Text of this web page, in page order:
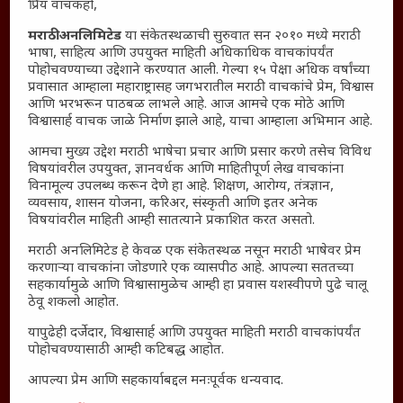
माहिती
विशेष
संग्रह
English To Marathi
English To Hindi
Kruti Dev Unicode
Polls Archive
Shop Unlimited
Thought For The Day
सामान्य आजारांवर गावठी उपाय – घरच्या घरी मिळवा प्राथमिक
आराम
आजच्या युगातील तरुण पिढी कुठे हरवली?
महाराष्ट्रातील किल्ल्यांचे महत्त्व : स्वराज्याच्या वैभवशाली इतिहासाचे
साक्षीदार
₹370 ची बिर्याणी” आणि हरवत चाललेली संवेदनशीलता : आजच्या
प्रिय वाचकहो,
मराठी अनलिमिटेड या संकेतस्थळाची सुरुवात सन २०१० मध्ये मराठी
भाषा, साहित्य आणि उपयुक्त माहिती अधिकाधिक वाचकांपर्यंत
पोहोचवण्याच्या उद्देशाने करण्यात आली. गेल्या १५ पेक्षा अधिक वर्षांच्या
प्रवासात आम्हाला महाराष्ट्रासह जगभरातील मराठी वाचकांचे प्रेम, विश्वास
आणि भरभरून पाठबळ लाभले आहे. आज आमचे एक मोठे आणि
विश्वासार्ह वाचक जाळे निर्माण झाले आहे, याचा आम्हाला अभिमान आहे.
आमचा मुख्य उद्देश मराठी भाषेचा प्रचार आणि प्रसार करणे तसेच विविध
विषयांवरील उपयुक्त, ज्ञानवर्धक आणि माहितीपूर्ण लेख वाचकांना
विनामूल्य उपलब्ध करून देणे हा आहे. शिक्षण, आरोग्य, तंत्रज्ञान,
व्यवसाय, शासन योजना, करिअर, संस्कृती आणि इतर अनेक
विषयांवरील माहिती आम्ही सातत्याने प्रकाशित करत असतो.
मराठी अनलिमिटेड हे केवळ एक संकेतस्थळ नसून मराठी भाषेवर प्रेम
करणाऱ्या वाचकांना जोडणारे एक व्यासपीठ आहे. आपल्या सततच्या
सहकार्यामुळे आणि विश्वासामुळेच आम्ही हा प्रवास यशस्वीपणे पुढे चालू
ठेवू शकलो आहोत.
यापुढेही दर्जेदार, विश्वासार्ह आणि उपयुक्त माहिती मराठी वाचकांपर्यंत
पोहोचवण्यासाठी आम्ही कटिबद्ध आहोत.
आपल्या प्रेम आणि सहकार्याबद्दल मनःपूर्वक धन्यवाद.